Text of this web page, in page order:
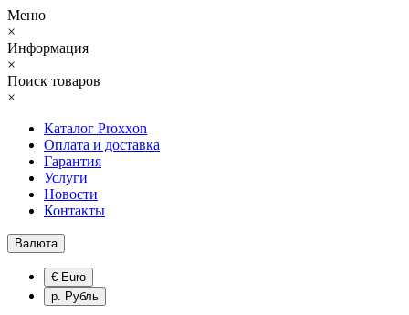
Меню
×
Информация
×
Поиск товаров
×
Каталог Proxxon
Оплата и доставка
Гарантия
Услуги
Новости
Контакты
Валюта
€ Euro
р. Рубль